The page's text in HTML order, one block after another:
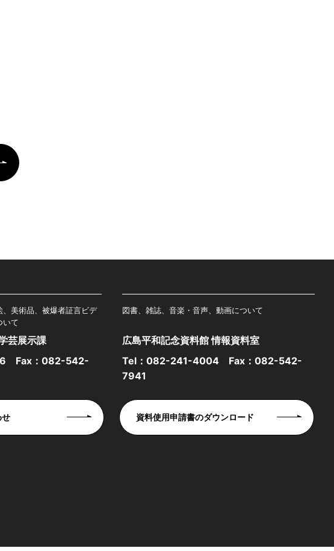
美術品、被爆者証言ビデ
いて
芸展示課
Fax：082-542-
図書、雑誌、音楽・音声、動画について
広島平和記念資料館 情報資料室
Tel： 082-241-4004 Fax：082-542-
7941
せ 資料使用申請書のダウンロード